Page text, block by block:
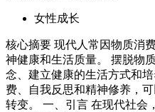
女性成长
核心摘要 现代人常因物质消
神健康和生活质量。 摆脱物
念、建立健康的生活方式和
费、自我反思和精神修养，
转变。 一、引言 在现代社会